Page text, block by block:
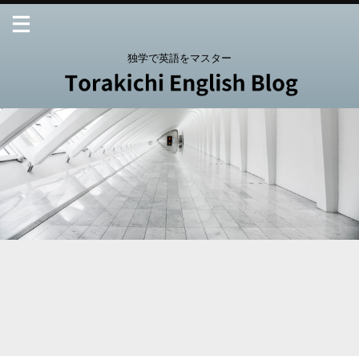
独学で英語をマスター